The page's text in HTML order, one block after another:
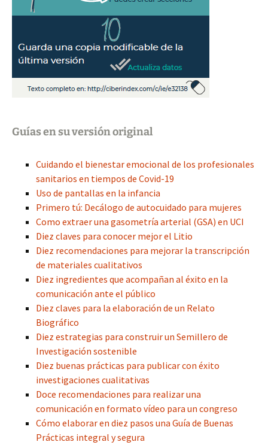
Guías en su versión original
Cuidando el bienestar emocional de los profesionales
sanitarios en tiempos de Covid-19
Uso de pantallas en la infancia
Primero tú: Decálogo de autocuidado para mujeres
Como extraer una gasometría arterial (GSA) en UCI
Diez claves para conocer mejor el Litio
Diez recomendaciones para mejorar la transcripción
de materiales cualitativos
Diez ingredientes que acompañan al éxito en la
comunicación ante el público
Diez claves para la elaboración de un Relato
Biográfico
Diez estrategias para construir un Semillero de
Investigación sostenible
Diez buenas prácticas para publicar con éxito
investigaciones cualitativas
Doce recomendaciones para realizar una
comunicación en formato vídeo para un congreso
Cómo elaborar en diez pasos una Guía de Buenas
Prácticas integral y segura